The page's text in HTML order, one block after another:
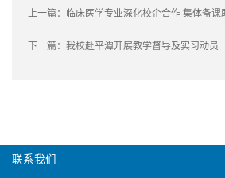
上一篇： 临床医学专业深化校企合作 集体备课
下一篇： 我校赴平潭开展教学督导及实习动员
联系我们